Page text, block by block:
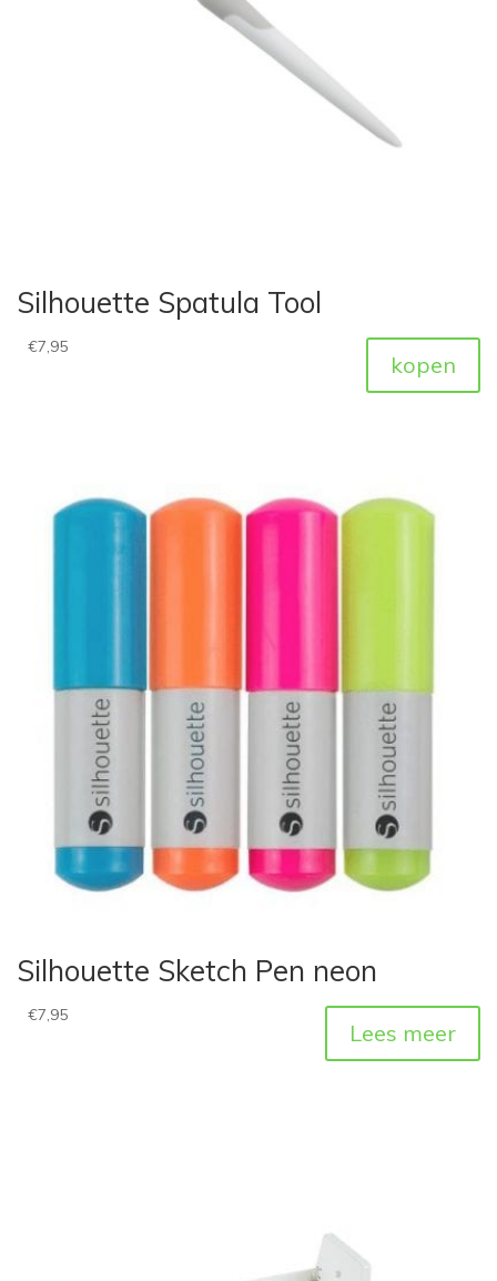
Silhouette Spatula Tool
€7,95
kopen
Silhouette Sketch Pen neon
€7,95
Lees meer